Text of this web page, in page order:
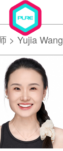
> Yujia Wang